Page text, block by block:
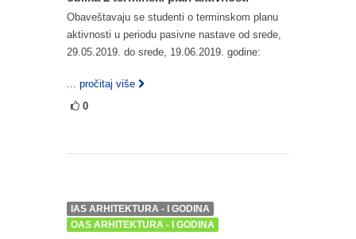
Obaveštavaju se studenti o terminskom planu
aktivnosti u periodu pasivne nastave od srede,
29.05.2019. do srede, 19.06.2019. godine:
... pročitaj više
0
IAS ARHITEKTURA - I GODINA
OAS ARHITEKTURA - I GODINA